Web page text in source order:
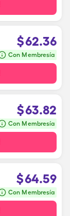
$62.36
Con Membresía
$63.82
Con Membresía
$64.59
Con Membresía